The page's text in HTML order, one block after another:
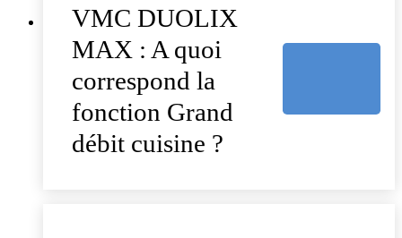
VMC DUOLIX
MAX : A quoi
correspond la
fonction Grand
débit cuisine ?